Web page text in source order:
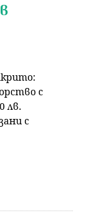
с
лв.
с